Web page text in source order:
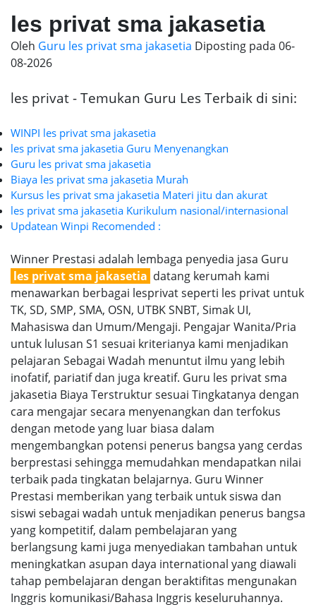
les privat sma jakasetia
Oleh Guru les privat sma jakasetia Diposting pada 06-
08-2026
les privat - Temukan Guru Les Terbaik di sini:
WINPI les privat sma jakasetia
les privat sma jakasetia Guru Menyenangkan
Guru les privat sma jakasetia
Biaya les privat sma jakasetia Murah
Kursus les privat sma jakasetia Materi jitu dan akurat
les privat sma jakasetia Kurikulum nasional/internasional
Updatean Winpi Recomended :
Winner Prestasi adalah lembaga penyedia jasa Guru
les privat sma jakasetia datang kerumah kami
menawarkan berbagai lesprivat seperti les privat untuk
TK, SD, SMP, SMA, OSN, UTBK SNBT, Simak UI,
Mahasiswa dan Umum/Mengaji. Pengajar Wanita/Pria
untuk lulusan S1 sesuai kriterianya kami menjadikan
pelajaran Sebagai Wadah menuntut ilmu yang lebih
inofatif, pariatif dan juga kreatif. Guru les privat sma
jakasetia Biaya Terstruktur sesuai Tingkatanya dengan
cara mengajar secara menyenangkan dan terfokus
dengan metode yang luar biasa dalam
mengembangkan potensi penerus bangsa yang cerdas
berprestasi sehingga memudahkan mendapatkan nilai
terbaik pada tingkatan belajarnya. Guru Winner
Prestasi memberikan yang terbaik untuk siswa dan
siswi sebagai wadah untuk menjadikan penerus bangsa
yang kompetitif, dalam pembelajaran yang
berlangsung kami juga menyediakan tambahan untuk
meningkatkan asupan daya international yang diawali
tahap pembelajaran dengan beraktifitas mengunakan
Inggris komunikasi/Bahasa Inggris keseluruhannya.